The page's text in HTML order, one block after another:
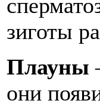
зиготы
Плауны
они